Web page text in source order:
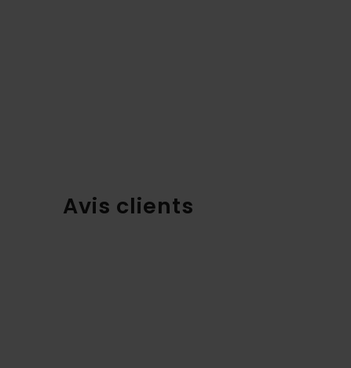
Avis clients